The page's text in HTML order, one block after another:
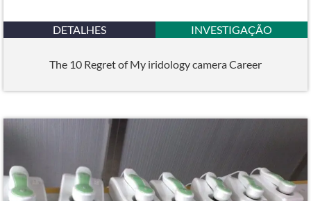
DETALHES INVESTIGAÇÃO
The 10 Regret of My iridology camera Career